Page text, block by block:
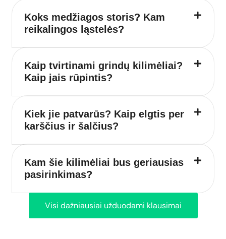
Koks medžiagos storis? Kam
reikalingos ląstelės?
Kaip tvirtinami grindų kilimėliai?
Kaip jais rūpintis?
Kiek jie patvarūs? Kaip elgtis per
karščius ir šalčius?
Kam šie kilimėliai bus geriausias
pasirinkimas?
Visi dažniausiai užduodami klausimai